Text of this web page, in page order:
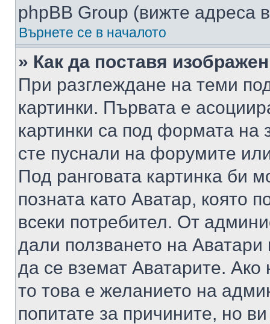
phpBB Group (вижте адреса
Върнете се в началото
» Как да поставя
При разглеждане на теми
картинки. Първата е
картинки са под формата на
сте пуснали на форумите
Под ранговата картинка би
позната като Аватар, която
всеки потребител. От
дали ползването на
да се вземат Аватарите.
то това е желанието на
попитате за причините, но